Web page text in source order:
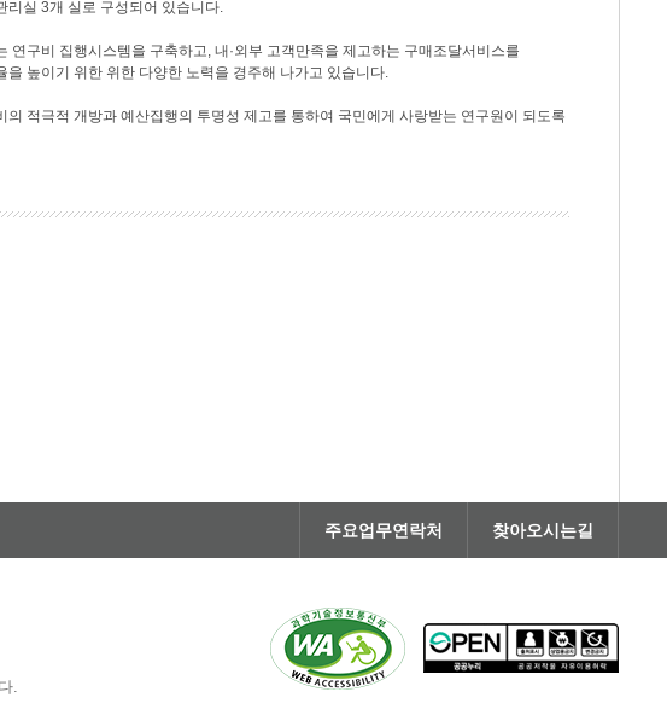
리실 3개 실로 구성되어 있습니다.
연구비 집행시스템을 구축하고, 내·외부 고객만족을 제고하는 구매조달서비스를
높이기 위한 위한 다양한 노력을 경주해 나가고 있습니다.
적극적 개방과 예산집행의 투명성 제고를 통하여 국민에게 사랑받는 연구원이 되도록
주요업무연락처 찾아오시는길
.